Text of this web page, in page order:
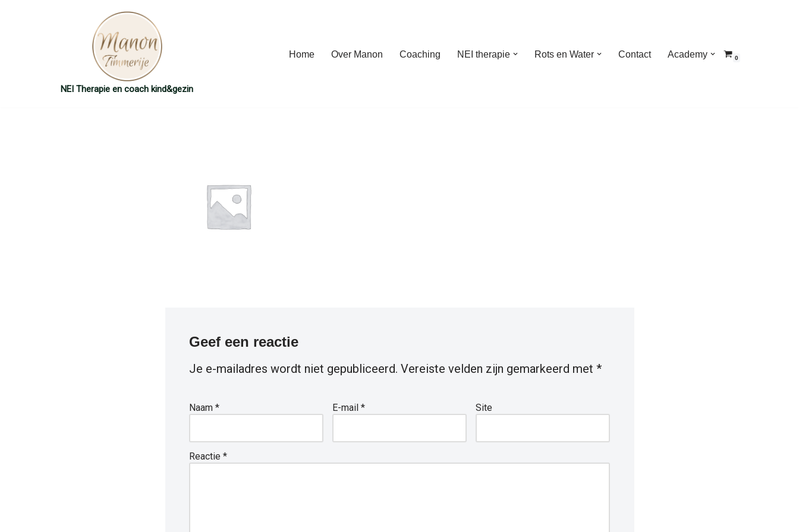
NEI Therapie en coach kind&gezin
Home Over Manon Coaching NEI therapie Rots en Water Contact Academy 0
Geef een reactie
Je e-mailadres wordt niet gepubliceerd. Vereiste velden zijn gemarkeerd met *
Naam * E-mail * Site
Reactie *